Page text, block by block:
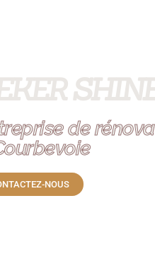
de
NOUS